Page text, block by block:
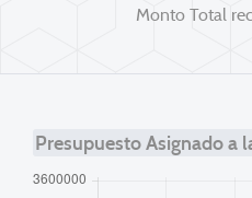
Monto Total
Presupuesto Asignado a